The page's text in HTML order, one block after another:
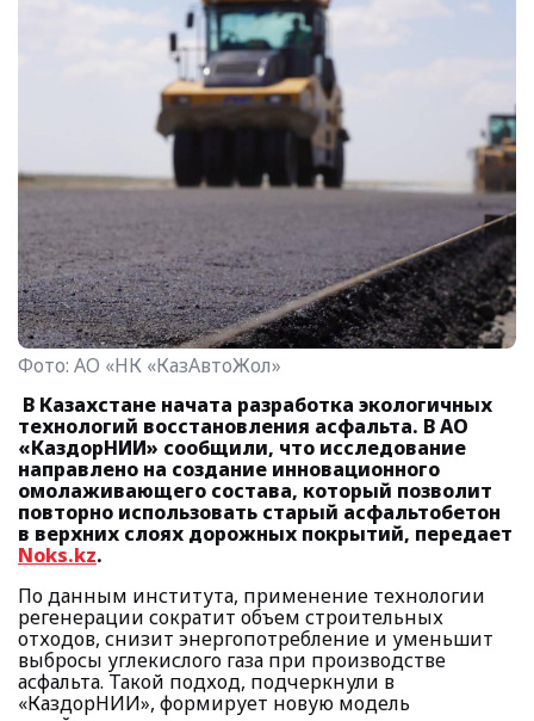
Фото: АО «НК «КазАвтоЖол»
В Казахстане начата разработка экологичных
технологий восстановления асфальта. В АО
«КаздорНИИ» сообщили, что исследование
направлено на создание инновационного
омолаживающего состава, который позволит
повторно использовать старый асфальтобетон
в верхних слоях дорожных покрытий, передает
Noks.kz.
По данным института, применение технологии
регенерации сократит объем строительных
отходов, снизит энергопотребление и уменьшит
выбросы углекислого газа при производстве
асфальта. Такой подход, подчеркнули в
«КаздорНИИ», формирует новую модель